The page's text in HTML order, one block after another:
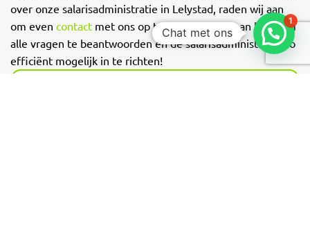
over onze salarisadministratie in Lelystad, raden wij aan
om even contact met ons op te nemen. Wij staan klaar om
alle vragen te beantwoorden en de salarisadministratie zo
efficiënt mogelijk in te richten!
Chat met ons
1